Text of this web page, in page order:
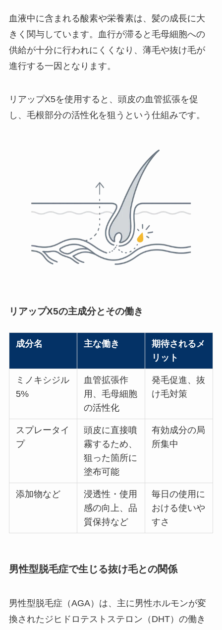
血液中に含まれる酸素や栄養素は、髪の成長に大
きく関与しています。血行が滞ると毛母細胞への
供給が十分に行われにくくなり、薄毛や抜け毛が
進行する一因となります。
リアップX5を使用すると、頭皮の血管拡張を促
し、毛根部分の活性化を狙うという仕組みです。
リアップX5の主成分とその働き
成分名 主な働き
期待されるメ
リット
ミノキシジル
5%
血管拡張作
用、毛母細胞
の活性化
発毛促進、抜
け毛対策
スプレータイ
プ
頭皮に直接噴
霧するため、
狙った箇所に
塗布可能
有効成分の局
所集中
添加物など
浸透性・使用
感の向上、品
質保持など
毎日の使用に
おける使いや
すさ
男性型脱毛症で生じる抜け毛との関係
男性型脱毛症（AGA）は、主に男性ホルモンが変
換されたジヒドロテストステロン（DHT）の働き